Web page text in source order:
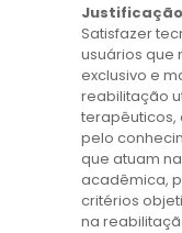
Satisfazer
usuários que
exclusivo e
reabilitação
terapêuticos,
pelo
que atuam
acadêmica,
critérios
na